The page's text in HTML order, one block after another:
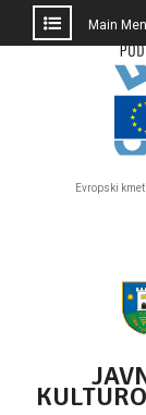
PRESKOČI
Evropski
Main